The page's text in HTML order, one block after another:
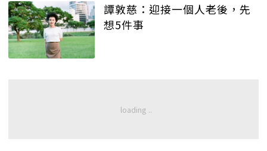
譚敦慈：迎接一個人老後，先
想5件事